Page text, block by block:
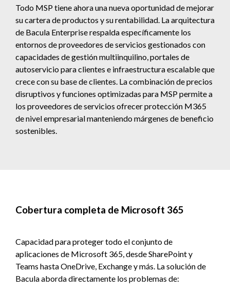
Todo MSP tiene ahora una nueva oportunidad de mejorar
su cartera de productos y su rentabilidad. La arquitectura
de Bacula Enterprise respalda específicamente los
entornos de proveedores de servicios gestionados con
capacidades de gestión multiinquilino, portales de
autoservicio para clientes e infraestructura escalable que
crece con su base de clientes. La combinación de precios
disruptivos y funciones optimizadas para MSP permite a
los proveedores de servicios ofrecer protección M365
de nivel empresarial manteniendo márgenes de beneficio
sostenibles.
Cobertura completa de Microsoft 365
Capacidad para proteger todo el conjunto de
aplicaciones de Microsoft 365, desde SharePoint y
Teams hasta OneDrive, Exchange y más. La solución de
Bacula aborda directamente los problemas de: